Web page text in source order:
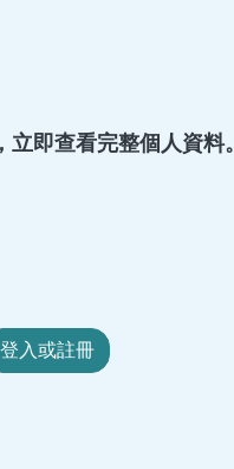
即查看完整個人資料。
登入或註冊